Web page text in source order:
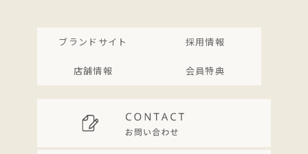
ブランドサイト 採用情報
店舗情報 会員特典